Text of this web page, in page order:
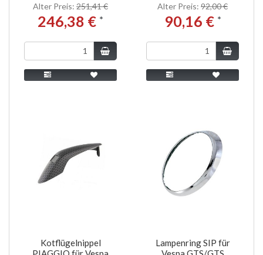
Alter Preis: 251,41 €
246,38 € *
Alter Preis: 92,00 €
90,16 € *
Kotflügelnippel
Lampenring SIP für